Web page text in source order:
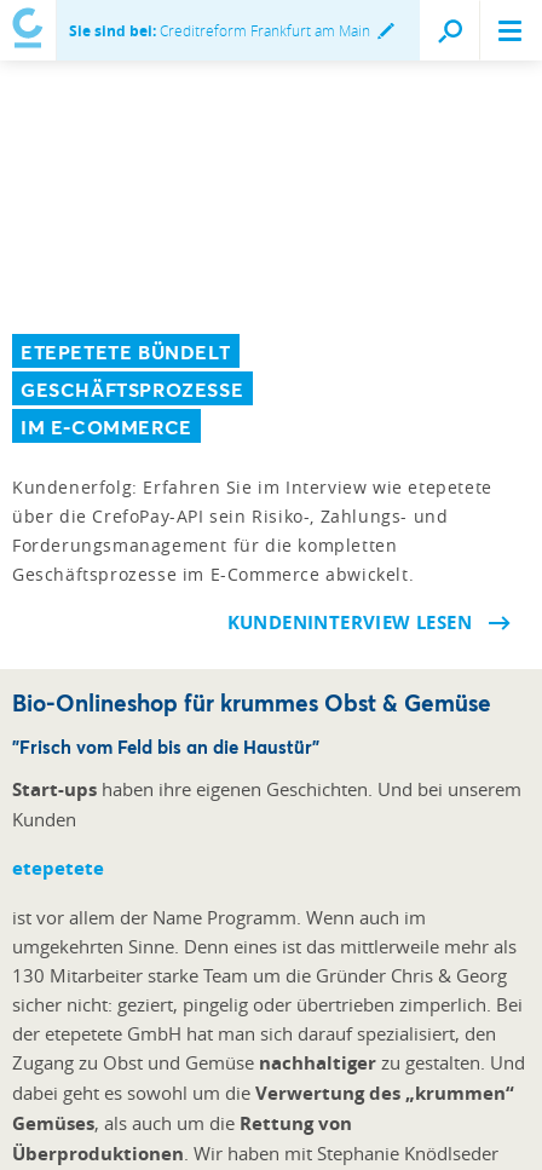
Sie sind bei:Creditreform Frankfurt am Main
ETEPETETE BÜNDELT
GESCHÄFTSPROZESSE
IM E-COMMERCE
Kundenerfolg: Erfahren Sie im Interview wie etepetete
über die CrefoPay-API sein Risiko-, Zahlungs- und
Forderungsmanagement für die kompletten
Geschäftsprozesse im E-Commerce abwickelt.
KUNDENINTERVIEW LESEN
Bio-Onlineshop für krummes Obst & Gemüse
"Frisch vom Feld bis an die Haustür"
Start-ups haben ihre eigenen Geschichten. Und bei unserem
Kunden
etepetete
ist vor allem der Name Programm. Wenn auch im
umgekehrten Sinne. Denn eines ist das mittlerweile mehr als
130 Mitarbeiter starke Team um die Gründer Chris & Georg
sicher nicht: geziert, pingelig oder übertrieben zimperlich. Bei
der etepetete GmbH hat man sich darauf spezialisiert, den
Zugang zu Obst und Gemüse nachhaltiger zu gestalten. Und
dabei geht es sowohl um die Verwertung des „krummen“
Gemüses, als auch um die Rettung von
Überproduktionen. Wir haben mit Stephanie Knödlseder